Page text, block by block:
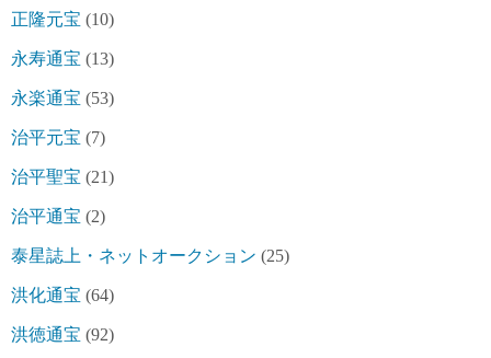
正隆元宝 (10)
永寿通宝 (13)
永楽通宝 (53)
治平元宝 (7)
治平聖宝 (21)
治平通宝 (2)
泰星誌上・ネットオークション (25)
洪化通宝 (64)
洪徳通宝 (92)